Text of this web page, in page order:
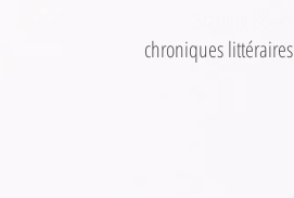
chroniques littéraires